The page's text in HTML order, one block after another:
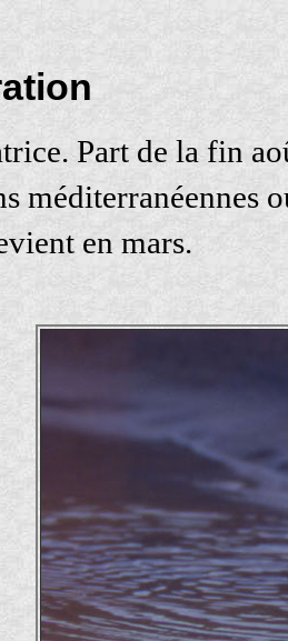
Part de la fin
méditerranéennes
en mars.